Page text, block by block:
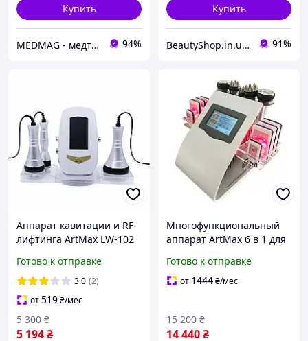
Купить
MEDMAG - медтехника для всей семьи 94%
Купить
BeautyShop.in.ua - Интернет-магазин по продаже материалов красоты, Телеграм @Beautyshopinua 91%
Аппарат кавитации и RF-
лифтинга ArtMax LW-102
омоложения кожи
Готово к отправке
3.0 (2)
от519₴/мес
5 194₴
5 300 ₴
Многофункциональный
аппарат ArtMax 6 в 1 для
фигуры кавитация RF
лифтинг вакуум лазерный
Готово к отправке
от 1444₴/мес
14 440₴
15 200 ₴